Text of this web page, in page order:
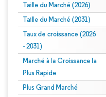
Taille du Marché (2026)
Taille du Marché (2031)
Taux de croissance (2026
- 2031)
Marché à la Croissance la
Plus Rapide
Plus Grand Marché